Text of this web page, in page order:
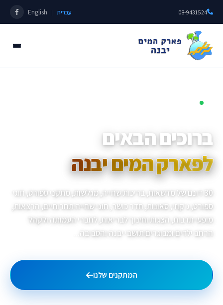
08-9431524 עברית |
English
ברוכים הבאים
לפארק המים יבנה
30 דונם של מדשאות, בריכות שחייה, מגלשות, מתקני ספורט, חוגי
ספורט, ג׳קוזי, סאונות, חדר כושר, חוגי שחייה תחרותיים, הרצאות,
מופעי תרבות, הצגות וחינוך לבריאות, לחברי העמותה ולקהל
הרחב ילדים ומבוגרים תושבי יבנה והסביבה...
המתקנים שלנו